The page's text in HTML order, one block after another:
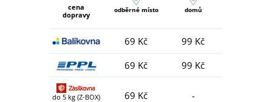
cena
dopravy
odběrné místo domů
69 Kč
99 Kč
69 Kč
99 Kč
do 5 kg (Z-BOX) 69 Kč -